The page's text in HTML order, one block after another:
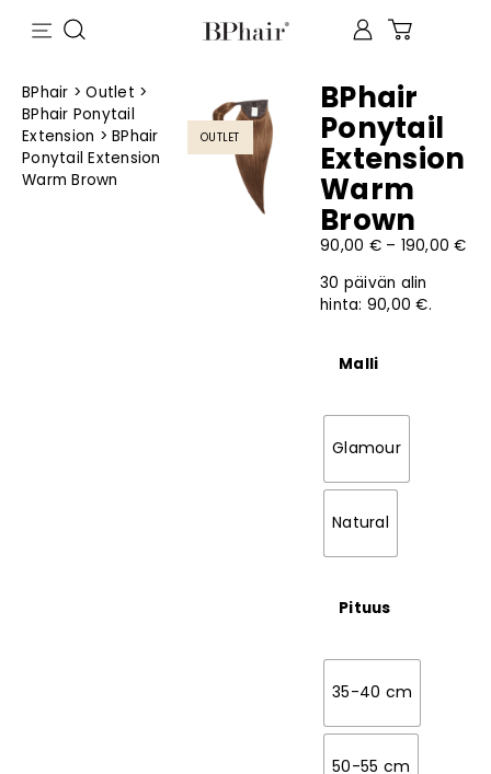
BPhair >Outlet >
BPhair Ponytail
Extension > BPhair
Ponytail Extension
Warm Brown
OUTLET
BPhair
Ponytail
Extension
Warm
Brown
90,00 € – 190,00€
30 päivän alin
hinta: 90,00€.
Malli
Glamour
Natural
Pituus
35-40 cm
50-55 cm